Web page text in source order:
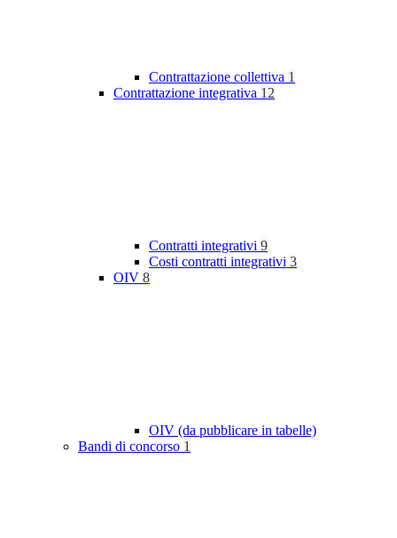
Contrattazione collettiva 1
Contrattazione integrativa 12
Contratti integrativi 9
Costi contratti integrativi 3
OIV 8
OIV (da pubblicare in tabelle)
Bandi di concorso 1